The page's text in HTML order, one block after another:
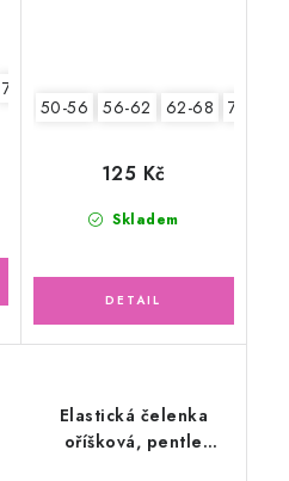
74-86
50-56 56-62 62-68 74-86
Skladem
125 Kč
Elastická čelenka
oříšková, pentle